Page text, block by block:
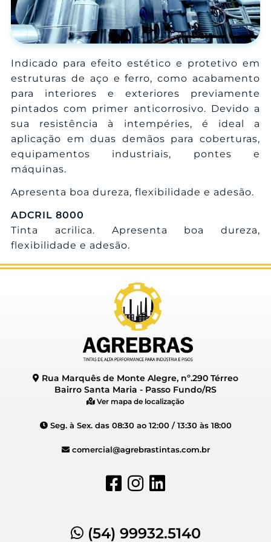
Indicado para efeito estético e protetivo em
estruturas de aço e ferro, como acabamento
para interiores e exteriores previamente
pintados com primer anticorrosivo. Devido a
sua resistência à intempéries, é ideal a
aplicação em duas demãos para coberturas,
equipamentos industriais, pontes e
máquinas.
Apresenta boa dureza, flexibilidade e adesão.
ADCRIL 8000
Tinta acrilica. Apresenta boa dureza,
flexibilidade e adesão.
Rua Marquês de Monte Alegre, nº.290 Térreo
Bairro Santa Maria - Passo Fundo/RS
Ver mapa de localização
Seg. à Sex. das 08:30 ao 12:00 / 13:30 às 18:00
comercial@agrebrastintas.com.br
(54) 99932.5140